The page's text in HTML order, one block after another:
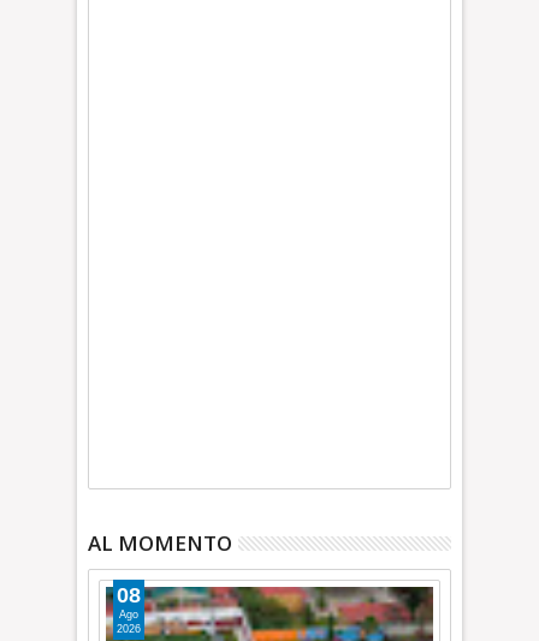
AL MOMENTO
08
Ago
2026